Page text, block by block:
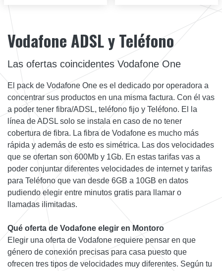
Vodafone ADSL y Teléfono
Las ofertas coincidentes Vodafone One
El pack de Vodafone One es el dedicado por operadora a
concentrar sus productos en una misma factura. Con él vas
a poder tener fibra/ADSL, teléfono fijo y Teléfono. El la
línea de ADSL solo se instala en caso de no tener
cobertura de fibra. La fibra de Vodafone es mucho más
rápida y además de esto es simétrica. Las dos velocidades
que se ofertan son 600Mb y 1Gb. En estas tarifas vas a
poder conjuntar diferentes velocidades de internet y tarifas
para Teléfono que van desde 6GB a 10GB en datos
pudiendo elegir entre minutos gratis para llamar o
llamadas ilimitadas.
Qué oferta de Vodafone elegir en Montoro
Elegir una oferta de Vodafone requiere pensar en que
género de conexión precisas para casa puesto que
ofrecen tres tipos de velocidades muy diferentes. Según tu